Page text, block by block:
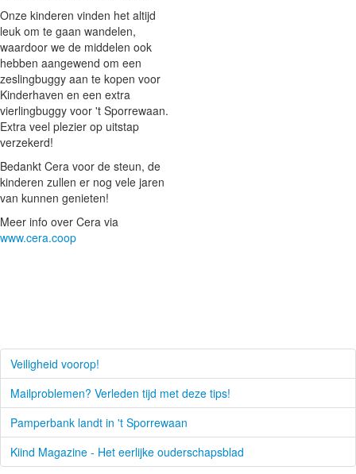
Onze kinderen vinden het altijd
leuk om te gaan wandelen,
waardoor we de middelen ook
hebben aangewend om een
zeslingbuggy aan te kopen voor
Kinderhaven en een extra
vierlingbuggy voor 't Sporrewaan.
Extra veel plezier op uitstap
verzekerd!
Bedankt Cera voor de steun, de
kinderen zullen er nog vele jaren
van kunnen genieten!
Meer info over Cera via
www.cera.coop
Veiligheid voorop!
Mailproblemen? Verleden tijd met deze tips!
Pamperbank landt in 't Sporrewaan
Kiind Magazine - Het eerlijke ouderschapsblad